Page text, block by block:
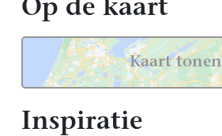
Op de kaart
Kaart tonen
Inspiratie